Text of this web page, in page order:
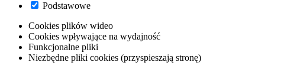
Podstawowe
Cookies plików wideo
Cookies wpływające na wydajność
Funkcjonalne pliki
Niezbędne pliki cookies (przyspieszają stronę)